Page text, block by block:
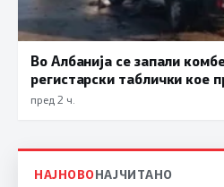
Во Албанија се запали
регистарски таблички кое
пред 2 ч.
НАЈНОВОНАЈЧИТАНО